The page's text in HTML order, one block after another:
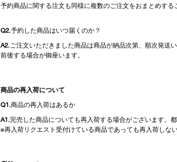
予約商品に関する注文も同様に複数のご注文をおまとめする
Q2.予約した商品はいつ届くのか？
A2.ご注文いただきました商品は商品が納品次第、順次発送
前後する場合が御座います。
商品の再入荷について
Q1.商品の再入荷はあるか
A1.完売した商品についても再入荷する場合がございます。
※再入荷リクエスト受付けている商品であっても再入荷しな